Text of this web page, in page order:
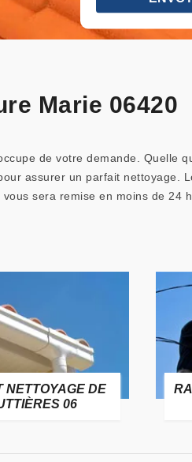
Marie 06420
de votre demande. Quelle
assurer un parfait nettoyage.
sera remise en moins de 24
NETTOYAGE DE
06